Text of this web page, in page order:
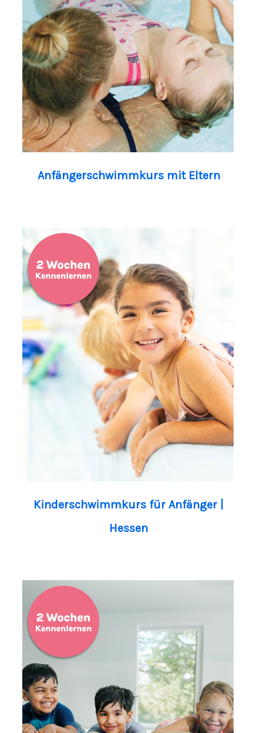
Anfängerschwimmkurs mit Eltern
Kinderschwimmkurs für Anfänger |
Hessen